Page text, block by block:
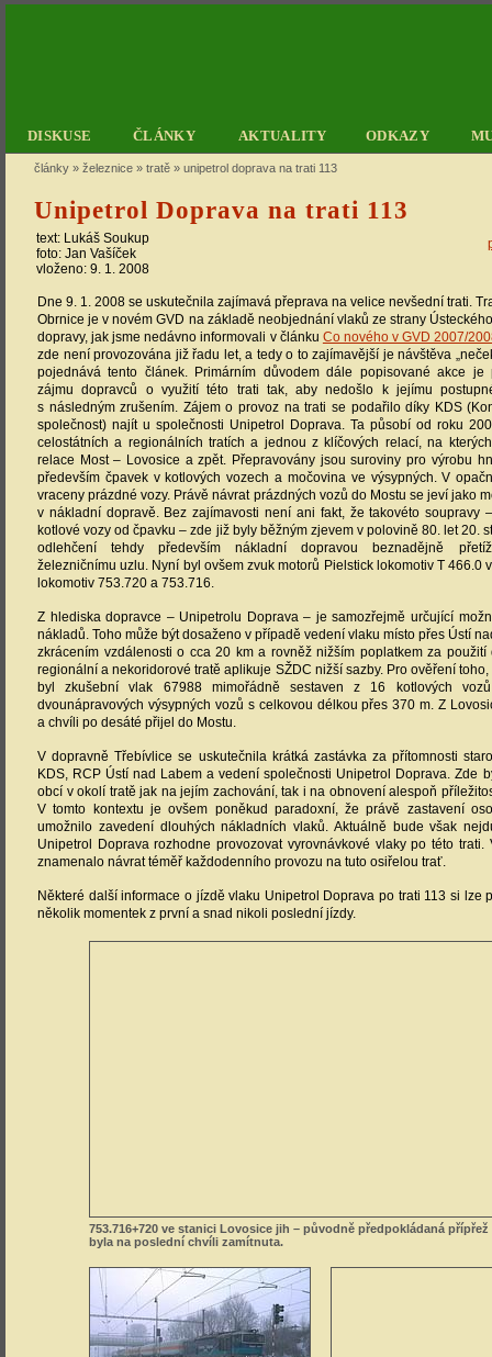
DISKUSE ČLÁNKY AKTUALITY ODKAZY
články » železnice » tratě » unipetrol doprava na trati 113
Unipetrol Doprava na trati 113
text: Lukáš Soukup
foto: Jan Vašíček
vloženo: 9. 1. 2008
Dne 9. 1. 2008 se uskutečnila zajímavá přeprava na velice nevšední trati.
Obrnice je v novém GVD na základě neobjednání vlaků ze strany
dopravy, jak jsme nedávno informovali v článku Co nového v GVD 2007/
zde není provozována již řadu let, a tedy o to zajímavější je návštěva
pojednává tento článek. Primárním důvodem dále popisované akce je
zájmu dopravců o využití této trati tak, aby nedošlo k jejímu
s následným zrušením. Zájem o provoz na trati se podařilo díky KDS
společnost) najít u společnosti Unipetrol Doprava. Ta působí od roku
celostátních a regionálních tratích a jednou z klíčových relací, na
relace Most – Lovosice a zpět. Přepravovány jsou suroviny pro výrobu
především čpavek v kotlových vozech a močovina ve výsypných. V
vraceny prázdné vozy. Právě návrat prázdných vozů do Mostu se jeví jako
v nákladní dopravě. Bez zajímavosti není ani fakt, že takovéto soupravy
kotlové vozy od čpavku – zde již byly běžným zjevem v polovině 80. let 20.
odlehčení tehdy především nákladní dopravou beznadějně
železničnímu uzlu. Nyní byl ovšem zvuk motorů Pielstick lokomotiv T 466.0
lokomotiv 753.720 a 753.716.
Z hlediska dopravce – Unipetrolu Doprava – je samozřejmě určující
nákladů. Toho může být dosaženo v případě vedení vlaku místo přes Ústí
zkrácením vzdálenosti o cca 20 km a rovněž nižším poplatkem za
regionální a nekoridorové tratě aplikuje SŽDC nižší sazby. Pro ověření
byl zkušební vlak 67988 mimořádně sestaven z 16 kotlových
dvounápravových výsypných vozů s celkovou délkou přes 370 m. Z
a chvíli po desáté přijel do Mostu.
V dopravně Třebívlice se uskutečnila krátká zastávka za přítomnosti
KDS, RCP Ústí nad Labem a vedení společnosti Unipetrol Doprava. Zde
obcí v okolí tratě jak na jejím zachování, tak i na obnovení alespoň
V tomto kontextu je ovšem poněkud paradoxní, že právě zastavení
umožnilo zavedení dlouhých nákladních vlaků. Aktuálně bude však
Unipetrol Doprava rozhodne provozovat vyrovnávkové vlaky po této
znamenalo návrat téměř každodenního provozu na tuto osiřelou trať.
Některé další informace o jízdě vlaku Unipetrol Doprava po trati 113 si lze
několik momentek z první a snad nikoli poslední jízdy.
753.716+720 ve stanici Lovosice jih – původně předpokládaná
byla na poslední chvíli zamítnuta.